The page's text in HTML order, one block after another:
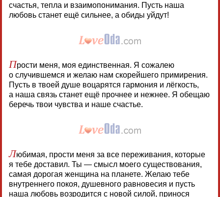
счастья, тепла и взаимопонимания. Пусть наша
любовь станет ещё сильнее, а обиды уйдут!
Прости меня, моя единственная. Я сожалею
о случившемся и желаю нам скорейшего примирения.
Пусть в твоей душе воцарятся гармония и лёгкость,
а наша связь станет ещё прочнее и нежнее. Я обещаю
беречь твои чувства и наше счастье.
Любимая, прости меня за все переживания, которые
я тебе доставил. Ты — смысл моего существования,
самая дорогая женщина на планете. Желаю тебе
внутреннего покоя, душевного равновесия и пусть
наша любовь возродится с новой силой, принося